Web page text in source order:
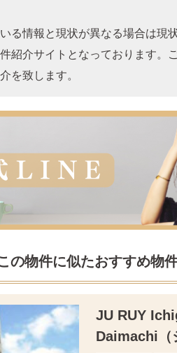
る情報と現状が異なる場合は現
紹介サイトとなっております。
を致します。
の物件に似たおすすめ物
JU RUY
Daimachi（